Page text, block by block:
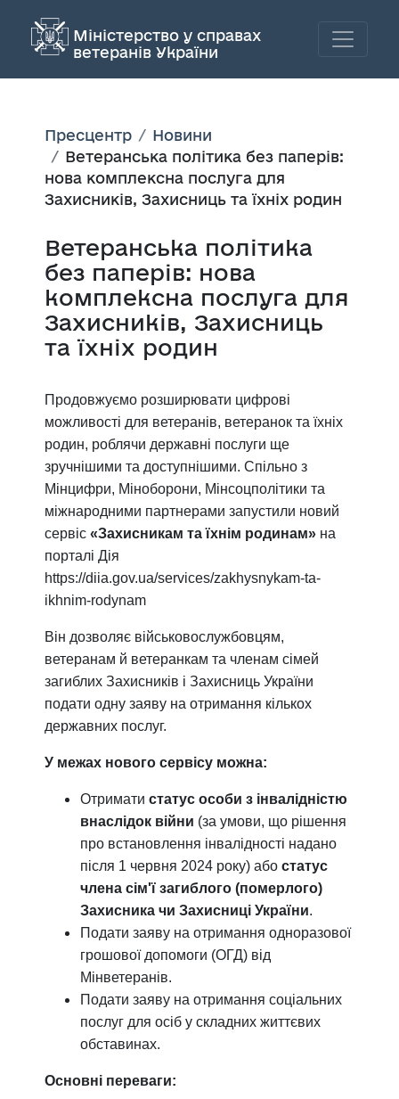
Міністерство у справах
ветеранів України
Пресцентр
Новини
Ветеранська політика без паперів:
нова комплексна послуга для
Захисників, Захисниць та їхніх родин
Ветеранська політика
без паперів: нова
комплексна послуга для
Захисників, Захисниць
та їхніх родин
Продовжуємо розширювати цифрові
можливості для ветеранів, ветеранок та їхніх
родин, роблячи державні послуги ще
зручнішими та доступнішими. Спільно з
Мінцифри, Міноборони, Мінсоцполітики та
міжнародними партнерами запустили новий
сервіс «Захисникам та їхнім родинам» на
порталі Дія
https://diia.gov.ua/services/zakhysnykam-ta-
ikhnim-rodynam
Він дозволяє військовослужбовцям,
ветеранам й ветеранкам та членам сімей
загиблих Захисників і Захисниць України
подати одну заяву на отримання кількох
державних послуг.
У межах нового сервісу можна:
Отримати статус особи з інвалідністю
внаслідок війни (за умови, що рішення
про встановлення інвалідності надано
після 1 червня 2024 року) або статус
члена сім'ї загиблого (померлого)
Захисника чи Захисниці України.
Подати заяву на отримання одноразової
грошової допомоги (ОГД) від
Мінветеранів.
Подати заяву на отримання соціальних
послуг для осіб у складних життєвих
обставинах.
Основні переваги: